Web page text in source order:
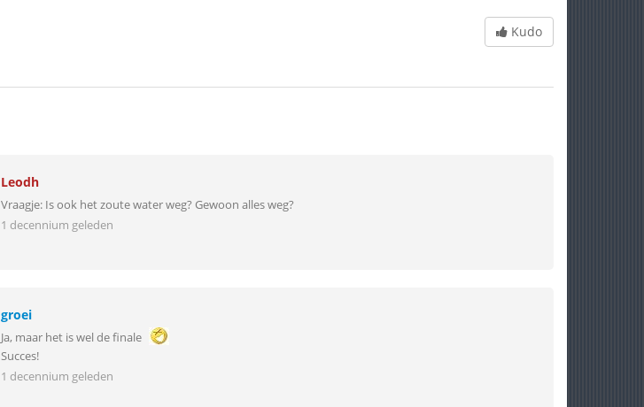
Kudo
Leodh
Vraagje: Is ook het zoute water weg? Gewoon alles weg?
1 decennium geleden
groei
Ja, maar het is wel de finale
Succes!
1 decennium geleden